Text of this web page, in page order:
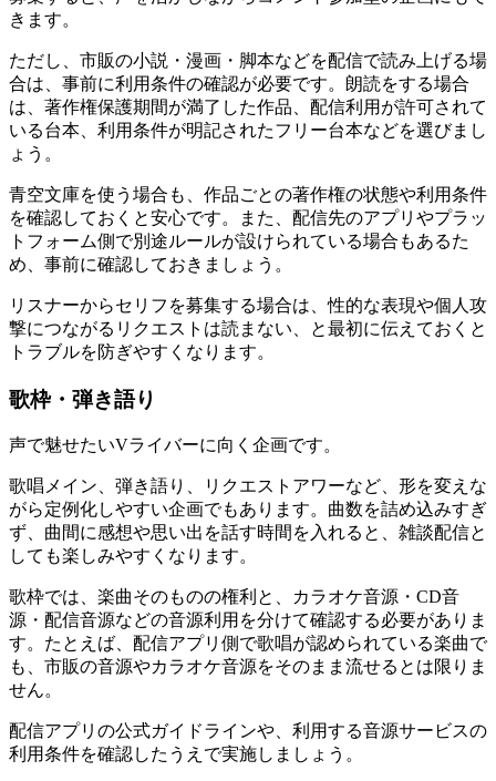
きます。
ただし、市販の小説・漫画・脚本などを配信で読み上げる場
合は、事前に利用条件の確認が必要です。朗読をする場合
は、著作権保護期間が満了した作品、配信利用が許可されて
いる台本、利用条件が明記されたフリー台本などを選びまし
ょう。
青空文庫を使う場合も、作品ごとの著作権の状態や利用条件
を確認しておくと安心です。また、配信先のアプリやプラッ
トフォーム側で別途ルールが設けられている場合もあるた
め、事前に確認しておきましょう。
リスナーからセリフを募集する場合は、性的な表現や個人攻
撃につながるリクエストは読まない、と最初に伝えておくと
トラブルを防ぎやすくなります。
歌枠・弾き語り
声で魅せたいVライバーに向く企画です。
歌唱メイン、弾き語り、リクエストアワーなど、形を変えな
がら定例化しやすい企画でもあります。曲数を詰め込みすぎ
ず、曲間に感想や思い出を話す時間を入れると、雑談配信と
しても楽しみやすくなります。
歌枠では、楽曲そのものの権利と、カラオケ音源・CD音
源・配信音源などの音源利用を分けて確認する必要がありま
す。たとえば、配信アプリ側で歌唱が認められている楽曲で
も、市販の音源やカラオケ音源をそのまま流せるとは限りま
せん。
配信アプリの公式ガイドラインや、利用する音源サービスの
利用条件を確認したうえで実施しましょう。